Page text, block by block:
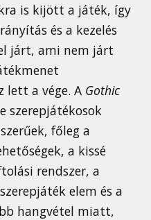
is kijött a játék, így
és a kezelés
járt, ami nem járt
lett a vége. A Gothic
szerepjátékosok
főleg a
a kissé
rendszer, a
elem és a
hangvétel miatt,